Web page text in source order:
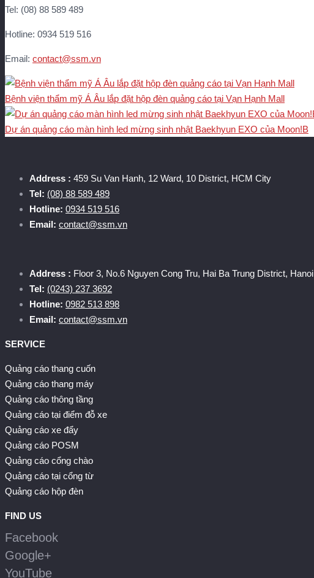
Tel: (08) 88 589 489
Hotline: 0934 519 516
Email: contact@ssm.vn
Bệnh viện thẩm mỹ Á Âu lắp đặt hộp đèn quảng cáo tại Vạn Hạnh Mall
Dự án quảng cáo màn hình led mừng sinh nhật Baekhyun EXO của Moon!B
Address : 459 Su Van Hanh, 12 Ward, 10 District, HCM City
Tel: (08) 88 589 489
Hotline: 0934 519 516
Email: contact@ssm.vn
Address : Floor 3, No.6 Nguyen Cong Tru, Hai Ba Trung District, Hanoi
Tel: (0243) 237 3692
Hotline: 0982 513 898
Email: contact@ssm.vn
SERVICE
Quảng cáo thang cuốn
Quảng cáo thang máy
Quảng cáo thông tầng
Quảng cáo tại điểm đỗ xe
Quảng cáo xe đẩy
Quảng cáo POSM
Quảng cáo cổng chào
Quảng cáo tại cổng từ
Quảng cáo hộp đèn
FIND US
Facebook
Google+
YouTube